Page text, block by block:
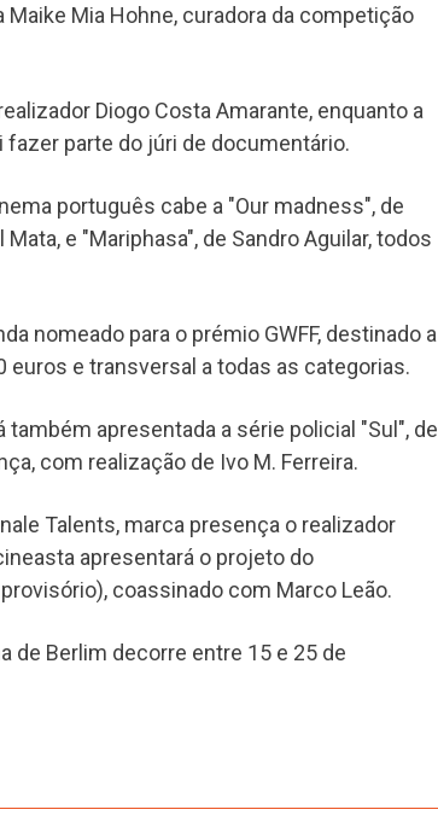
Mia Hohne, curadora da competição
Diogo Costa Amarante, enquanto a
fazer parte do júri de documentário.
português cabe a "Our madness", de
Mata, e "Mariphasa", de Sandro Aguilar, todos
nomeado para o prémio GWFF, destinado a
euros e transversal a todas as categorias.
apresentada a série policial "Sul", de
com realização de Ivo M. Ferreira.
Talents, marca presença o realizador
apresentará o projeto do
coassinado com Marco Leão.
de Berlim decorre entre 15 e 25 de